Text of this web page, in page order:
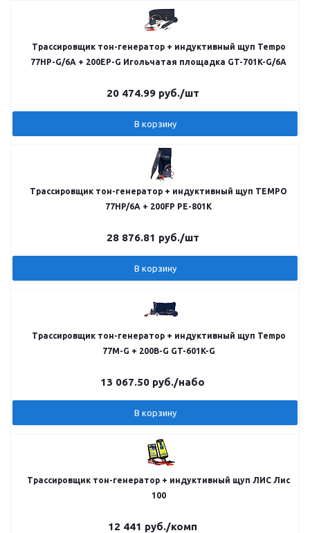
Трассировщик тон-генератор + индуктивный щуп Tempo
77HP-G/6A + 200EP-G Игольчатая площадка GT-701K-G/6A
20 474.99руб./шт
В корзину
Трассировщик тон-генератор + индуктивный щуп TEMPO
77HP/6A + 200FP PE-801K
28 876.81 руб./шт
В корзину
Трассировщик тон-генератор + индуктивный щуп Tempo
77M-G + 200B-G GT-601K-G
13 067.50 руб./набо
В корзину
Трассировщик тон-генератор + индуктивный щуп ЛИС Лис
100
12 441 руб./комп